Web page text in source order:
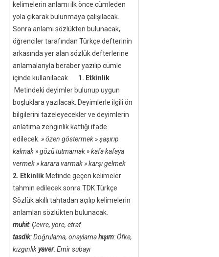
kelimelerin anlamı ilk önce cümleden
yola çıkarak bulunmaya çalışılacak.
Sonra anlamı sözlükten bulunacak,
öğrenciler tarafından Türkçe defterinin
arkasında yer alan sözlük defterlerine
anlamalarıyla beraber yazılıp cümle
içinde kullanılacak.. 1. Etkinlik
Metindeki deyimler bulunup uygun
boşluklara yazılacak. Deyimlerle ilgili ön
bilgilerini tazeleyecekler ve deyimlerin
anlatıma zenginlik kattığı ifade
edilecek. » özen göstermek» şaşırıp
kalmak» gözü tutmamak» kafa kafaya
vermek» karara varmak» karşı gelmek
2. EtkinlikMetinde geçen kelimeler
tahmin edilecek sonra TDK Türkçe
Sözlük akıllı tahtadan açılıp kelimelerin
anlamları sözlükten bulunacak.
muhit: Çevre, yöre, etraf
tasdik: Doğrulama, onaylamahışım: Öfke,
kızgınlıkyaver: Emir subayı